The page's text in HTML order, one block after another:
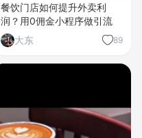
餐饮门店如何提升外卖利
润？用0佣金小程序做引流
大东
89